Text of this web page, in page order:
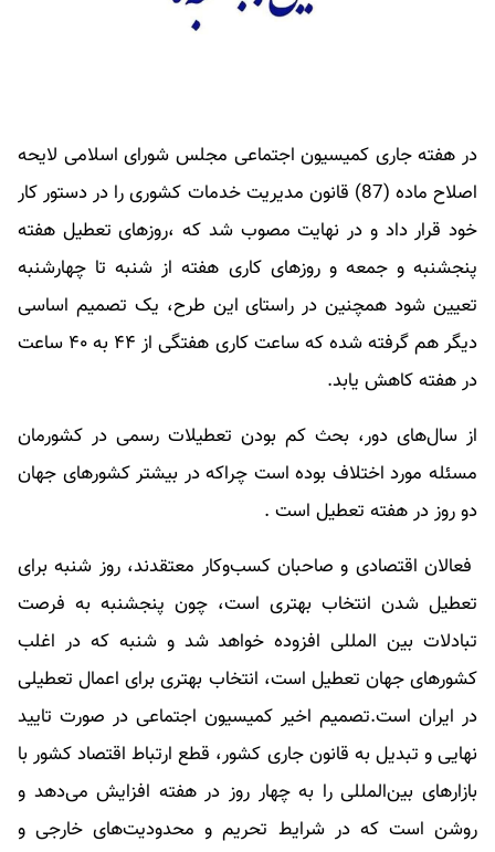
در هفته جاری کمیسیون اجتماعی مجلس شورای اسلامی لایحه
اصلاح ماده (87) قانون مدیریت خدمات کشوری را در دستور کار
خود قرار داد و در نهایت مصوب شد که ،روزهای تعطیل هفته
پنجشنبه و جمعه و روزهای کاری هفته از شنبه تا چهارشنبه
تعیین شود همچنین در راستای این طرح، یک تصمیم اساسی
دیگر هم گرفته شده که ساعت کاری هفتگی از ۴۴ به ۴۰ ساعت
در هفته کاهش یابد.
از سال‌های دور، بحث کم بودن تعطیلات رسمی در کشورمان
مسئله مورد اختلاف بوده است چراکه در بیشتر کشور‌های جهان
دو روز در هفته تعطیل است .
فعالان اقتصادی و صاحبان کسب‌وکار معتقدند، روز شنبه برای
تعطیل شدن انتخاب بهتری است، چون پنجشنبه به فرصت
تبادلات بین المللی افزوده خواهد شد و شنبه که در اغلب
کشور‌های جهان تعطیل است، انتخاب بهتری برای اعمال تعطیلی
در ایران است.تصمیم اخیر کمیسیون اجتماعی در صورت تایید
نهایی و تبدیل به قانون جاری کشور، قطع ارتباط اقتصاد کشور با
بازارهای بین‌المللی را به چهار روز در هفته افزایش می‌دهد و
روشن است که در شرایط تحریم و محدودیت‌های خارجی و